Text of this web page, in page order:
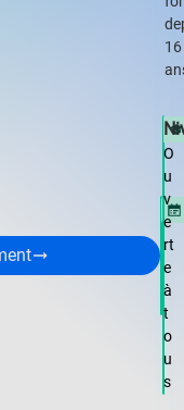
16
O
u
v
e
rt
e
à
t
o
u
s